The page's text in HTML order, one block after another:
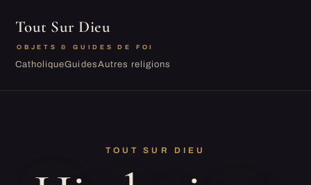
Tout Sur Dieu
OBJETS & GUIDES DE FOI
CatholiqueGuidesAutres religions
TOUT SUR DIEU